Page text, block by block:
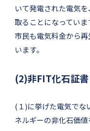
いて発電された電気
取ることになってい
市民も電気料金から
います。
(2)非FIT化石証書
(１)に挙げた電気でな
ネルギーの非化石価値